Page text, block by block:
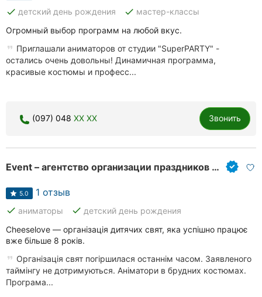
done детский день рождения done мастер-классы
Огромный выбор программ на любой вкус.
Приглашали аниматоров от студии "SuperPARTY" -
остались очень довольны! Динамичная программа,
красивые костюмы и професс...
(097) 048 XX XX Звонить
Event – ​​агентство организации праздников Cheeselove, организация детских праздников
5.0 1 отзыв
done аниматоры done детский день рождения
Cheeselove — організація дитячих свят, яка успішно працює
вже більше 8 років.
Організація свят погіршилася останнім часом. Заявленого
таймінгу не дотримуються. Аніматори в брудних костюмах.
Програма...